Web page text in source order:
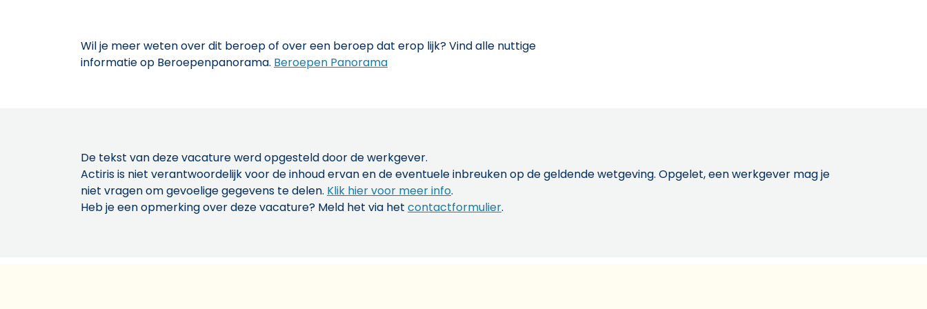
Wil je meer weten over dit beroep of over een beroep dat erop lijk? Vind alle nuttige
informatie op Beroepenpanorama. Beroepen Panorama
De tekst van deze vacature werd opgesteld door de werkgever.
Actiris is niet verantwoordelijk voor de inhoud ervan en de eventuele inbreuken op de geldende wetgeving. Opgelet, een werkgever mag je
niet vragen om gevoelige gegevens te delen. Klik hier voor meer info.
Heb je een opmerking over deze vacature? Meld het via het contactformulier.